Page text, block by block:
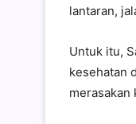
lantaran,
Untuk itu,
kesehatan
merasakan